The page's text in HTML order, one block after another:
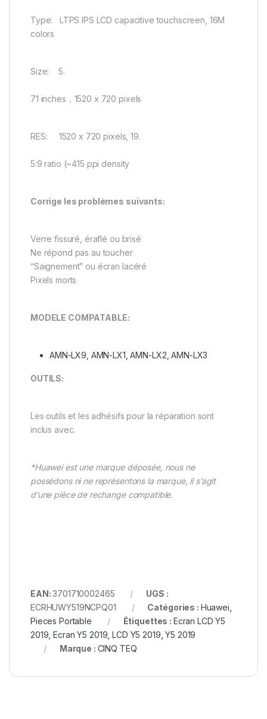
Type: LTPS IPS LCD capacitive touchscreen, 16M
colors
Size: 5.
71 inches，1520 x 720 pixels
RES: 1520 x 720 pixels, 19.
5:9 ratio (~415 ppi density
Corrige les problèmes suivants:
Verre fissuré, éraflé ou brisé
Ne répond pas au toucher
“Saignement” ou écran lacéré
Pixels morts
MODELE COMPATABLE:
AMN-LX9, AMN-LX1, AMN-LX2, AMN-LX3
OUTILS:
Les outils et les adhésifs pour la réparation sont
inclus avec.
*Huawei est une marque déposée, nous ne
possédons ni ne représentons la marque, il s’agit
d’une pièce de rechange compatible.
EAN:3701710002465
UGS :
ECRHUWY519NCPQ01
Catégories : Huawei
Pieces Portable
Étiquettes : Ecran LCD Y5
2019 ,Ecran Y5 2019 ,LCD Y5 2019 ,Y5 2019
Marque : CINQ TEQ